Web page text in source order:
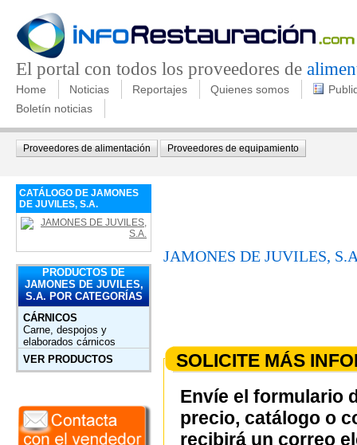
El portal con todos los proveedores de
Home Noticias Reportajes Quienes somos
Boletín noticias
Proveedores de alimentación Proveedores de equipamiento
CATÁLOGO DE JAMONES
DE JUVILES, S.A.
PRODUCTOS DE
JAMONES DE JUVILES,
S.A. POR CATEGORÍAS
CÁRNICOS
Carne, despojos y
elaborados cárnicos
VER PRODUCTOS
JAMONES DE JUVILES,
SOLICITE MÁS
Envíe el formulario
precio, catálogo o
recibirá un correo